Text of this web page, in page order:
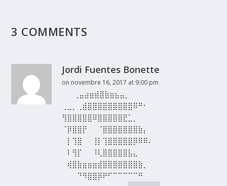
3 COMMENTS
Jordi Fuentes Bonette
on novembre 16, 2017 at 9:00 pm
⠀⠀ ⢀⣤⣴⣶⣾⣿⣷⣶⣦⣤⡀
⢀⣀⡀⢀⣾⣿⣿⣿⣿⣿⣿⣿⣿⣿⠿⠛⠂
⢻⣿⣿⣿⣿⣿⠿⣿⣿⣿⣿⣿⣟⣁⡀
⠈⡿⣿⣿⡟⠀⠀⠈⣿⣿⣿⣿⣿⣿⣿⣷⡄
⠀⡇⢹⣿⠀⠀⢸⡇⢹⣿⣿⣿⣿⣿⡿⠿⠿⠄
⠀⠇⢻⡏⠀⠀⠸⢇⣿⣿⣿⣿⣿⣧⣄
⠀⢾⣿⣷⣶⣶⣶⣾⣿⣿⣿⣿⣿⣿⣿⣷⡀
⠀⠀⠀⠙⠻⣿⣿⡿⠟⠋⠉⠉⠉⠉⠉⠛